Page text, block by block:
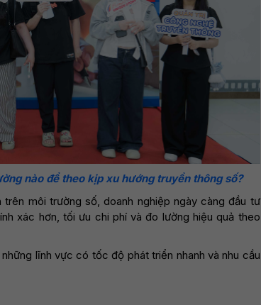
nào để theo kịp xu hướng truyền thông số?
môi trường số, doanh nghiệp ngày càng đầu tư
xác hơn, tối ưu chi phí và đo lường hiệu quả theo
lĩnh vực có tốc độ phát triển nhanh và nhu cầu